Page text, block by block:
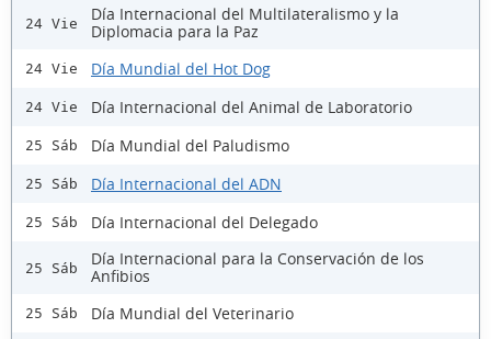
24 Vie
Día Internacional del Multilateralismo y la
Diplomacia para la Paz
24 Vie Día Mundial del Hot Dog
24 Vie Día Internacional del Animal de Laboratorio
25 Sáb Día Mundial del Paludismo
25 Sáb Día Internacional del ADN
25 Sáb Día Internacional del Delegado
25 Sáb
Día Internacional para la Conservación de los
Anfibios
25 Sáb Día Mundial del Veterinario